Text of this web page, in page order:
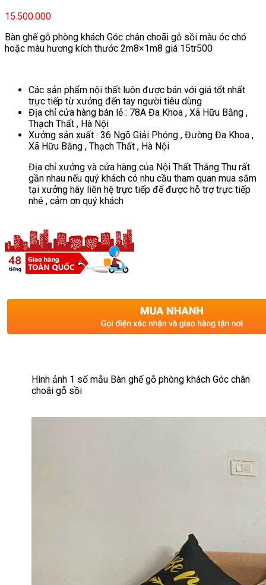
15.500.000
Bàn ghế gỗ phòng khách Góc chân choãi gỗ sồi màu óc chó
hoặc màu hương kích thước 2m8×1m8 giá 15tr500
Các sản phẩm nội thất luôn được bán với giá tốt nhất
trực tiếp từ xưởng đến tay người tiêu dùng
Địa chỉ cửa hàng bán lẻ : 78A Đa Khoa , Xã Hữu Bằng ,
Thạch Thất , Hà Nội
Xưởng sản xuất : 36 Ngõ Giải Phóng , Đường Đa Khoa ,
Xã Hữu Bằng , Thạch Thất , Hà Nội
Địa chỉ xưởng và cửa hàng của Nội Thất Thắng Thu rất
gần nhau nếu quý khách có nhu cầu tham quan mua sắm
tại xưởng hãy liên hệ trực tiếp để được hỗ trợ trực tiếp
nhé , cảm ơn quý khách
Hình ảnh 1 số mẫu Bàn ghế gỗ phòng khách Góc chân
choãi gỗ sồi